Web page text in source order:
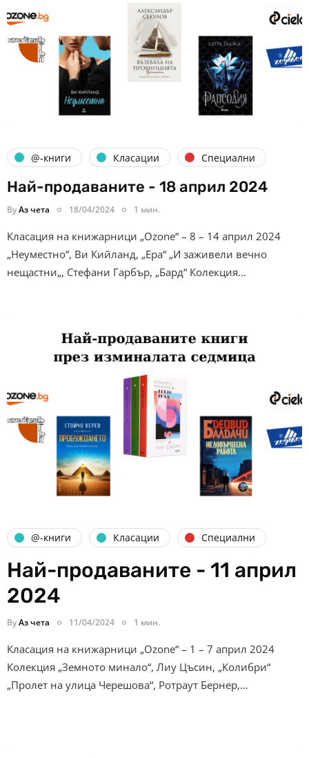
@-книги Класации Специални
Най-продаваните - 18 април 2024
ByАз чета 18/04/2024 1 мин.
Класация на книжарници „Ozone“ – 8 – 14 април 2024
„Неуместно“, Ви Кийланд, „Ера“ „И заживели вечно
нещастни„, Стефани Гарбър, „Бард“ Колекция…
@-книги Класации Специални
Най-продаваните - 11 април
2024
ByАз чета 11/04/2024 1 мин.
Класация на книжарници „Ozone“ – 1 – 7 април 2024
Колекция „Земното минало“, Лиу Цъсин, „Колибри“
„Пролет на улица Черешова“, Ротраут Бернер,…